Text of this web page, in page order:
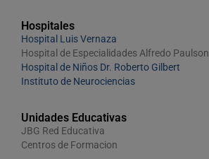
Hospitales
Hospital Luis Vernaza
Hospital de Especialidades Alfredo Paulson
Hospital de Niños Dr. Roberto Gilbert
Instituto de Neurociencias
Unidades Educativas
JBG Red Educativa
Centros de Formacion